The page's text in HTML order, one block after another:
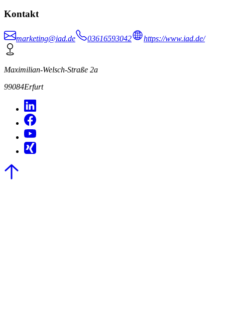
Kontakt
marketing@iad.de 03616593042 https://www.iad.de/
Maximilian-Welsch-Straße 2a
99084Erfurt